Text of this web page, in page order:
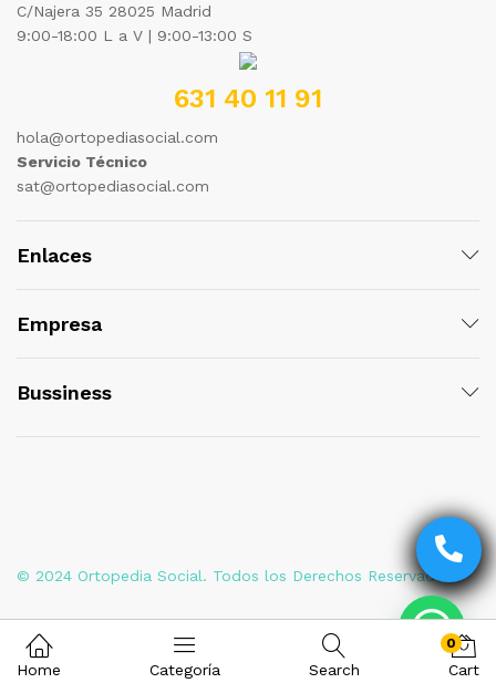
C/Najera 35 28025 Madrid
9:00-18:00 L a V | 9:00-13:00 S
631 40 11 91
hola@ortopediasocial.com
Servicio Técnico
sat@ortopediasocial.com
Enlaces
Empresa
Bussiness
© 2024 Ortopedia Social. Todos los Derechos Reservados
Home Categoría Search
0
Cart